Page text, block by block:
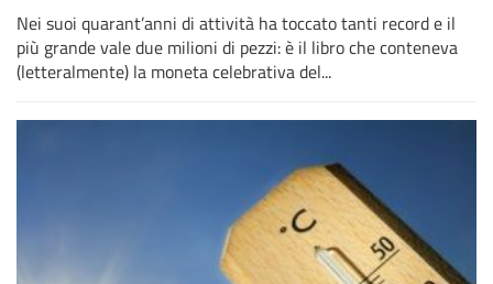
Nei suoi quarant’anni di attività ha toccato tanti record e il
più grande vale due milioni di pezzi: è il libro che conteneva
(letteralmente) la moneta celebrativa del...